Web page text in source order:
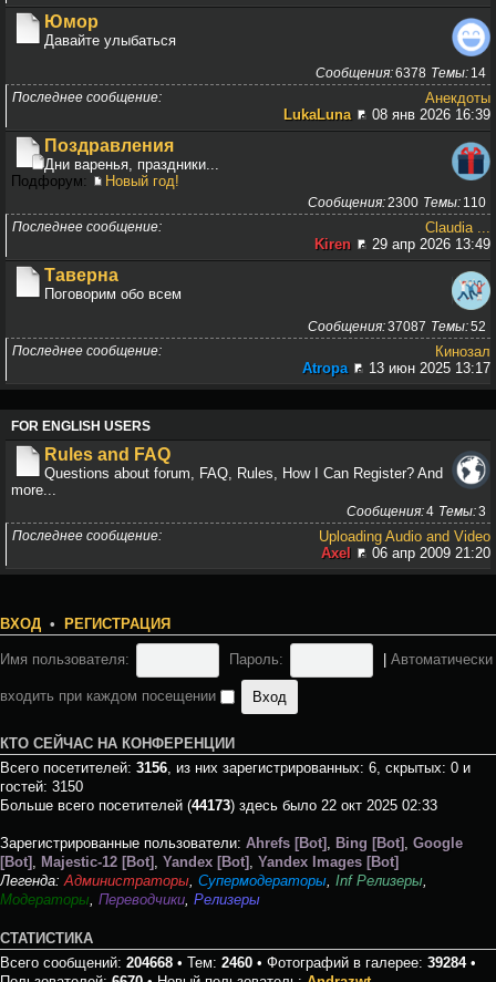
Юмор
Давайте улыбаться
14
Темы
6378
Сообщения
Последнее сообщение
Анекдоты
LukaLuna
08 янв 2026 16:39
Поздравления
Дни варенья, праздники...
Подфорум:
Новый год!
110
Темы
2300
Сообщения
Последнее сообщение
Claudia ...
Kiren
29 апр 2026 13:49
Таверна
Поговорим обо всем
52
Темы
37087
Сообщения
Последнее сообщение
Кинозал
Atropa
13 июн 2025 13:17
FOR ENGLISH USERS
Rules and FAQ
Questions about forum, FAQ, Rules, How I Can Register? And
more...
3
Темы
4
Сообщения
Последнее сообщение
Uploading Audio and Video
Axel
06 апр 2009 21:20
ВХОД • РЕГИСТРАЦИЯ
Имя пользователя: Пароль: |Автоматически
входить при каждом посещении
КТО СЕЙЧАС НА КОНФЕРЕНЦИИ
Всего посетителей: 3156, из них зарегистрированных: 6, скрытых: 0 и
гостей: 3150
Больше всего посетителей (44173) здесь было 22 окт 2025 02:33
Зарегистрированные пользователи: Ahrefs [Bot] , Bing [Bot] , Google
[Bot] , Majestic-12 [Bot] , Yandex [Bot] , Yandex Images [Bot]
Легенда:Администраторы, Супермодераторы, Inf Релизеры,
Модераторы, Переводчики, Релизеры
СТАТИСТИКА
Всего сообщений: 204668 • Тем: 2460 • Фотографий в галерее: 39284•